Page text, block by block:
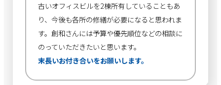
古いオフィスビルを2棟所有していることもあ
り、今後も各所の修繕が必要になると思われま
す。創和さんには予算や優先順位などの相談に
のっていただきたいと思います。
末長いお付き合いをお願いします。